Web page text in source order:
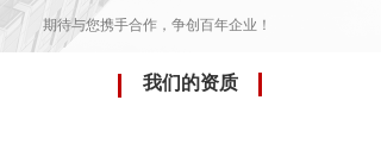
我们的资质
期待与您携手合作，争创百年企业！